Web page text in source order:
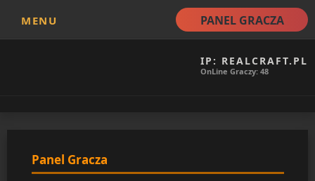
MENU PANEL GRACZA
IP: REALCRAFT.PL
OnLine Graczy: 48
Panel Gracza